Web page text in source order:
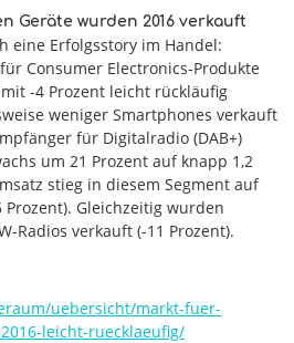
Geräte wurden 2016 verkauft
eine Erfolgsstory im Handel:
Consumer Electronics-Produkte
-4 Prozent leicht rückläufig
weniger Smartphones verkauft
für Digitalradio (DAB+)
um 21 Prozent auf knapp 1,2
stieg in diesem Segment auf
Prozent). Gleichzeitig wurden
Radios verkauft (-11 Prozent).
uebersicht/markt-fuer-
leicht-ruecklaeufig/